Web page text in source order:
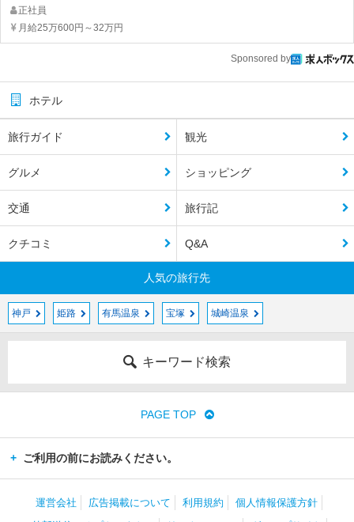
正社員
月給25万600円～32万円
Sponsored by
ホテル
旅行ガイド 観光
グルメ ショッピング
交通 旅行記
クチコミ Q&A
人気の旅行先
神戸 姫路 有馬温泉 宝塚 城崎温泉
キーワード検索
PAGE TOP
ご利用の前にお読みください。
運営会社 広告掲載について 利用規約
個人情報保護方針